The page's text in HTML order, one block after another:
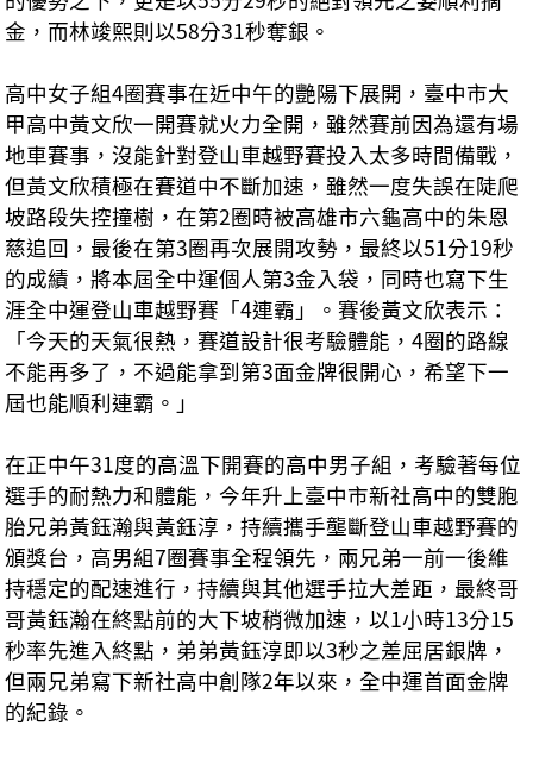
金，而林竣熙則以58分31秒奪銀。
高中女子組4圈賽事在近中午的艷陽下展開，臺中市大
甲高中黃文欣一開賽就火力全開，雖然賽前因為還有場
地車賽事，沒能針對登山車越野賽投入太多時間備戰，
但黃文欣積極在賽道中不斷加速，雖然一度失誤在陡爬
坡路段失控撞樹，在第2圈時被高雄市六龜高中的朱恩
慈追回，最後在第3圈再次展開攻勢，最終以51分19秒
的成績，將本屆全中運個人第3金入袋，同時也寫下生
涯全中運登山車越野賽「4連霸」。賽後黃文欣表示：
「今天的天氣很熱，賽道設計很考驗體能，4圈的路線
不能再多了，不過能拿到第3面金牌很開心，希望下一
屆也能順利連霸。」
在正中午31度的高溫下開賽的高中男子組，考驗著每位
選手的耐熱力和體能，今年升上臺中市新社高中的雙胞
胎兄弟黃鈺瀚與黃鈺淳，持續攜手壟斷登山車越野賽的
頒獎台，高男組7圈賽事全程領先，兩兄弟一前一後維
持穩定的配速進行，持續與其他選手拉大差距，最終哥
哥黃鈺瀚在終點前的大下坡稍微加速，以1小時13分15
秒率先進入終點，弟弟黃鈺淳即以3秒之差屈居銀牌，
但兩兄弟寫下新社高中創隊2年以來，全中運首面金牌
的紀錄。